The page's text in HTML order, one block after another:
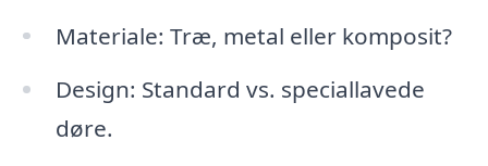
Materiale: Træ, metal eller komposit?
Design: Standard vs. speciallavede
døre.